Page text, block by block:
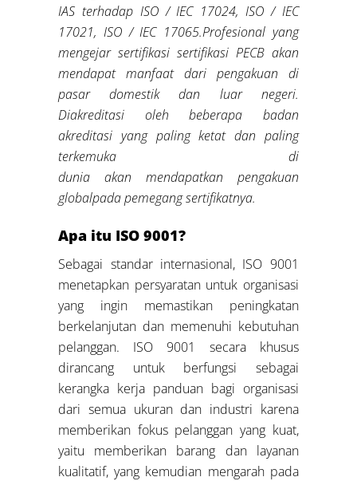
IAS terhadap ISO / IEC 17024, ISO / IEC
17021, ISO / IEC 17065.Profesional yang
mengejar sertifikasi sertifikasi PECB akan
mendapat manfaat dari pengakuan di
pasar domestik dan luar negeri.
Diakreditasi oleh beberapa badan
akreditasi yang paling ketat dan paling
terkemuka di
dunia akan mendapatkan pengakuan
globalpada pemegang sertifikatnya.
Apa itu ISO 9001?
Sebagai standar internasional, ISO 9001
menetapkan persyaratan untuk organisasi
yang ingin memastikan peningkatan
berkelanjutan dan memenuhi kebutuhan
pelanggan. ISO 9001 secara khusus
dirancang untuk berfungsi sebagai
kerangka kerja panduan bagi organisasi
dari semua ukuran dan industri karena
memberikan fokus pelanggan yang kuat,
yaitu memberikan barang dan layanan
kualitatif, yang kemudian mengarah pada